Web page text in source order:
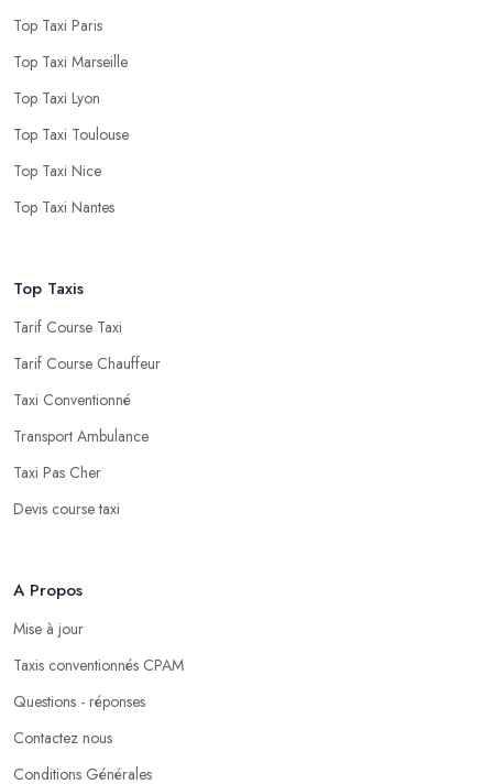
Top Taxi Paris
Top Taxi Marseille
Top Taxi Lyon
Top Taxi Toulouse
Top Taxi Nice
Top Taxi Nantes
Top Taxis
Tarif Course Taxi
Tarif Course Chauffeur
Taxi Conventionné
Transport Ambulance
Taxi Pas Cher
Devis course taxi
A Propos
Mise à jour
Taxis conventionnés CPAM
Questions - réponses
Contactez nous
Conditions Générales